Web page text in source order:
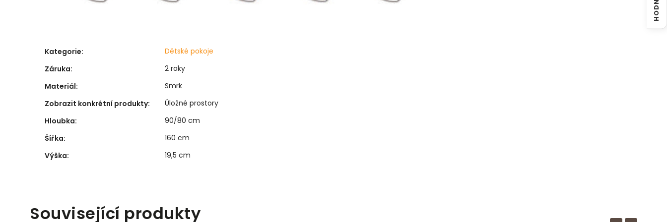
Kategorie:
Dětské pokoje
Záruka:
2 roky
Materiál:
Smrk
Zobrazit konkrétní produkty:
Úložné prostory
Hloubka:
90/80 cm
Šířka:
160 cm
Výška: 19,5 cm
Související produkty